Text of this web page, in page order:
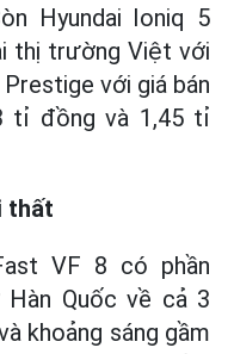
Hyundai Ioniq 5
thị trường Việt với
với giá bán
tỉ đồng và 1,45 tỉ
thất
VF 8 có phần
Quốc về cả 3
khoảng sáng gầm